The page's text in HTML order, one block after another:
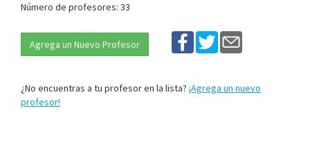
Número de profesores: 33
Agrega un Nuevo Profesor
¿No encuentras a tu profesor en la lista? ¡Agrega un nuevo
profesor!